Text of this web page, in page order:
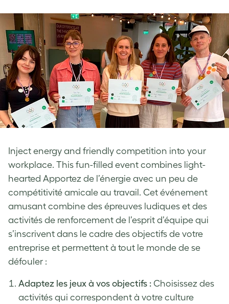
Inject energy and friendly competition into your
workplace. This fun-filled event combines light-
hearted Apportez de l’énergie avec un peu de
compétitivité amicale au travail. Cet événement
amusant combine des épreuves ludiques et des
activités de renforcement de l’esprit d’équipe qui
s’inscrivent dans le cadre des objectifs de votre
entreprise et permettent à tout le monde de se
défouler :
Adaptez les jeux à vos objectifs : Choisissez des
activités qui correspondent à votre culture